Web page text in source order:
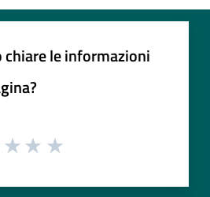
chiare le informazioni